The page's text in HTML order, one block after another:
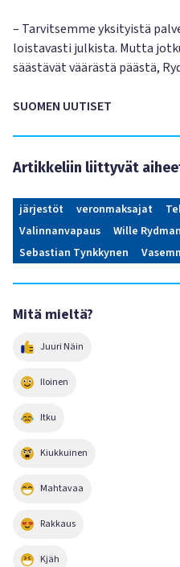
– Tarvitsemme yksityistä
loistavasti julkista. Mutta
säästävät väärästä päästä,
SUOMEN UUTISET
Artikkeliin liittyvät
järjestöt veronmaksajat
Valinnanvapaus
Wille Rydman
Sebastian Tynkkynen
Mitä mieltä?
Juuri Näin
Iloinen
Itku
Kiukkuinen
Mahtavaa
Rakkaus
Kjäh